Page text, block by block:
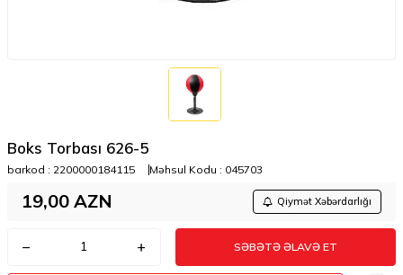
Boks Torbası 626-5
barkod : 2200000184115 Məhsul Kodu : 045703
19,00 AZN Qiymət Xəbərdarlığı
SƏBƏTƏ ƏLAVƏ ET